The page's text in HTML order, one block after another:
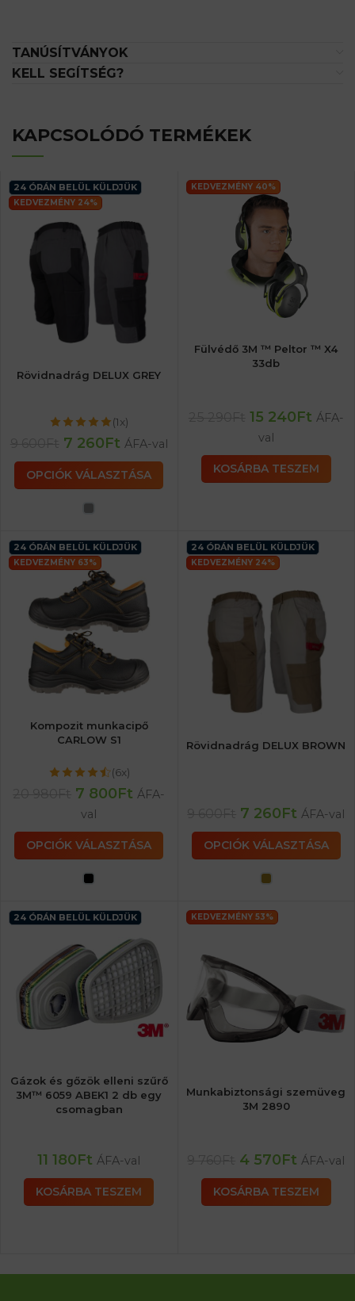
TANÚSÍTVÁNYOK
KELL SEGÍTSÉG?
KAPCSOLÓDÓ TERMÉKEK
24 ÓRÁN BELÜL KÜLDJÜK
KEDVEZMÉNY 24%
Rövidnadrág DELUX GREY
(1x)
7 260Ft ÁFA-val
OPCIÓK VÁLASZTÁSA
KEDVEZMÉNY 40%
Fülvédő 3M ™ Peltor ™ X4
33db
15 240Ft ÁFA-
val
KOSÁRBA TESZEM
24 ÓRÁN BELÜL KÜLDJÜK
KEDVEZMÉNY 63%
Kompozit munkacipő
CARLOW S1
(6x)
7 800Ft ÁFA-
val
OPCIÓK VÁLASZTÁSA
24 ÓRÁN BELÜL KÜLDJÜK
KEDVEZMÉNY 24%
Rövidnadrág DELUX BROWN
7 260Ft ÁFA-val
OPCIÓK VÁLASZTÁSA
24 ÓRÁN BELÜL KÜLDJÜK
Gázok és gőzök elleni szűrő
3M™ 6059 ABEK1 2 db egy
csomagban
11 180Ft ÁFA-val
KOSÁRBA TESZEM
KEDVEZMÉNY 53%
Munkabiztonsági szemüveg
3M 2890
4 570Ft ÁFA-val
KOSÁRBA TESZEM